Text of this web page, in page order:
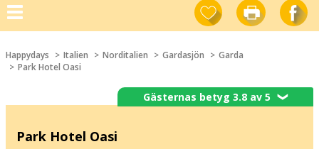
Toggle
navigation
Happydays Italien Norditalien Gardasjön
Garda
Park Hotel Oasi
Gästernas betyg 3.8 av 5❯
Park Hotel Oasi